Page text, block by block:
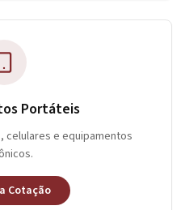
Portáteis
celulares e equipamentos
Cotação